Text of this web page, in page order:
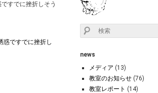
すでに挫折しそう
news
メディア (13)
教室のお知らせ (76)
教室レポート (14)